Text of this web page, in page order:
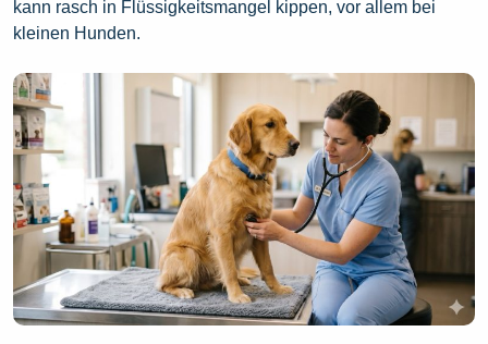
kann rasch in Flüssigkeitsmangel kippen, vor allem bei
kleinen Hunden.